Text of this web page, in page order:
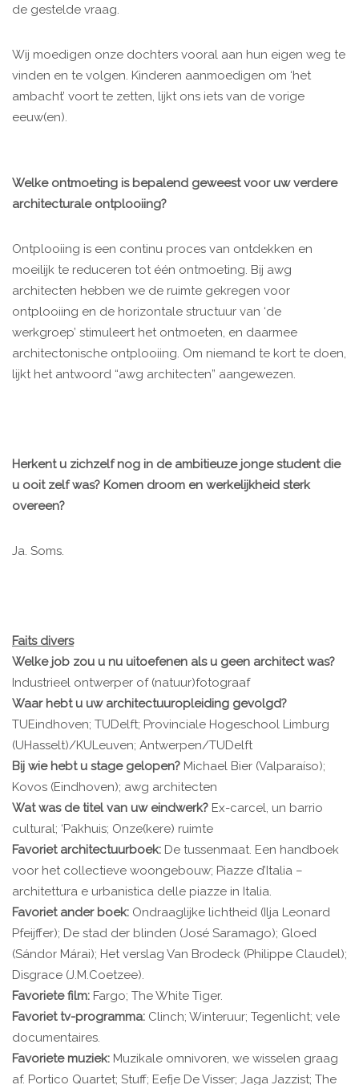
de gestelde vraag.
Wij moedigen onze dochters vooral aan hun eigen weg te
vinden en te volgen. Kinderen aanmoedigen om ‘het
ambacht’ voort te zetten, lijkt ons iets van de vorige
eeuw(en).
Welke ontmoeting is bepalend geweest voor uw verdere
architecturale ontplooiing?
Ontplooiing is een continu proces van ontdekken en
moeilijk te reduceren tot één ontmoeting. Bij awg
architecten hebben we de ruimte gekregen voor
ontplooiing en de horizontale structuur van ‘de
werkgroep’ stimuleert het ontmoeten, en daarmee
architectonische ontplooiing. Om niemand te kort te doen,
lijkt het antwoord “awg architecten” aangewezen.
Herkent u zichzelf nog in de ambitieuze jonge student die
u ooit zelf was? Komen droom en werkelijkheid sterk
overeen?
Ja. Soms.
Faits divers
Welke job zou u nu uitoefenen als u geen architect was?
Industrieel ontwerper of (natuur)fotograaf
Waar hebt u uw architectuuropleiding gevolgd?
TUEindhoven; TUDelft; Provinciale Hogeschool Limburg
(UHasselt)/KULeuven; Antwerpen/TUDelft
Bij wie hebt u stage gelopen? Michael Bier (Valparaíso);
Kovos (Eindhoven); awg architecten
Wat was de titel van uw eindwerk? Ex-carcel, un barrio
cultural; ‘Pakhuis; Onze(kere) ruimte
Favoriet architectuurboek: De tussenmaat. Een handboek
voor het collectieve woongebouw; Piazze d’Italia –
architettura e urbanistica delle piazze in Italia.
Favoriet ander boek: Ondraaglijke lichtheid (Ilja Leonard
Pfeijffer); De stad der blinden (José Saramago); Gloed
(Sándor Márai); Het verslag Van Brodeck (Philippe Claudel);
Disgrace (J.M.Coetzee).
Favoriete film: Fargo; The White Tiger.
Favoriet tv-programma: Clinch; Winteruur; Tegenlicht; vele
documentaires.
Favoriete muziek: Muzikale omnivoren, we wisselen graag
af. Portico Quartet; Stuff; Eefje De Visser; Jaga Jazzist; The